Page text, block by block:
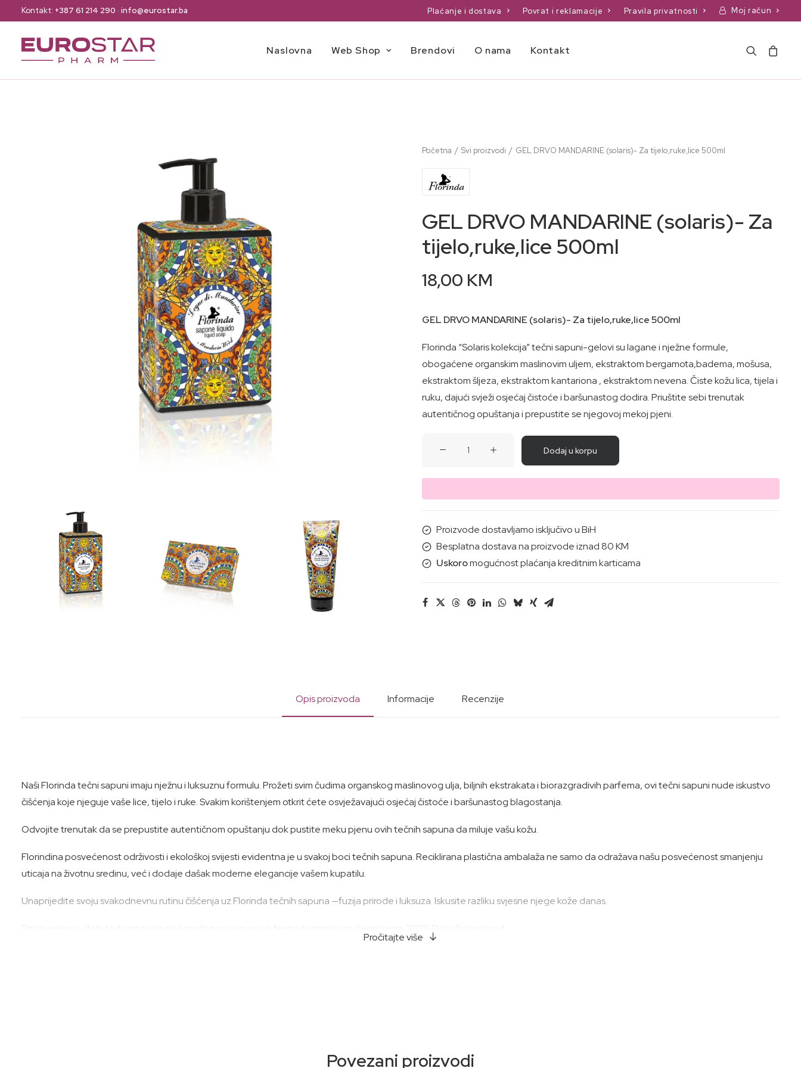
Kontakt: +387 61 214 290 · info@eurostar.ba Plaćanje i dostava Povrat i reklamacije Pravila privatnosti Moj račun
Naslovna Web Shop Brendovi O nama Kontakt
Početna Svi proizvodi GEL DRVO MANDARINE (solaris)- Za tijelo,ruke,lice 500ml
GEL DRVO MANDARINE (solaris)- Za
tijelo,ruke,lice 500ml
18,00 KM
GEL DRVO MANDARINE (solaris)- Za tijelo,ruke,lice 500ml
Florinda “Solaris kolekcija” tečni sapuni-gelovi su lagane i nježne formule,
obogaćene organskim maslinovim uljem, ekstraktom bergamota,badema, mošusa,
ekstraktom šljeza, ekstraktom kantariona , ekstraktom nevena. Čiste kožu lica, tijela i
ruku, dajući svježi osjećaj čistoće i baršunastog dodira. Priuštite sebi trenutak
autentičnog opuštanja i prepustite se njegovoj mekoj pjeni.
tijelo,ruke,lice
500ml
količina
Dodaj u korpu
Proizvode dostavljamo isključivo u BiH
Besplatna dostava na proizvode iznad 80 KM
Uskoromogućnost plaćanja kreditnim karticama
Opis proizvoda Informacije Recenzije
Naši Florinda tečni sapuni imaju nježnu i luksuznu formulu. Prožeti svim čudima organskog maslinovog ulja, biljnih ekstrakata i biorazgradivih parfema, ovi tečni sapuni nude iskustvo
čišćenja koje njeguje vaše lice, tijelo i ruke. Svakim korištenjem otkrit ćete osvježavajući osjećaj čistoće i baršunastog blagostanja.
Odvojite trenutak da se prepustite autentičnom opuštanju dok pustite meku pjenu ovih tečnih sapuna da miluje vašu kožu.
Florindina posvećenost održivosti i ekološkoj svijesti evidentna je u svakoj boci tečnih sapuna. Reciklirana plastična ambalaža ne samo da odražava našu posvećenost smanjenju
uticaja na životnu sredinu, već i dodaje dašak moderne elegancije vašem kupatilu.
Unaprijedite svoju svakodnevnu rutinu čišćenja uz Florinda tečnih sapuna —fuzija prirode i luksuza. Iskusite razliku svjesne njege kože danas.
Pročitajte više
Povezani proizvodi